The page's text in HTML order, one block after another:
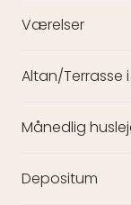
Værelser
Altan/Terrasse i
Månedlig
Depositum